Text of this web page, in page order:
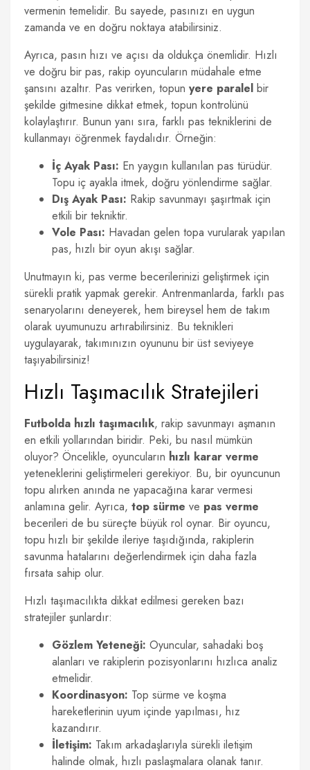
vermenin temelidir. Bu sayede, pasınızı en uygun
zamanda ve en doğru noktaya atabilirsiniz.
Ayrıca, pasın hızı ve açısı da oldukça önemlidir. Hızlı
ve doğru bir pas, rakip oyuncuların müdahale etme
şansını azaltır. Pas verirken, topun yere paralel bir
şekilde gitmesine dikkat etmek, topun kontrolünü
kolaylaştırır. Bunun yanı sıra, farklı pas tekniklerini de
kullanmayı öğrenmek faydalıdır. Örneğin:
İç Ayak Pası: En yaygın kullanılan pas türüdür.
Topu iç ayakla itmek, doğru yönlendirme sağlar.
Dış Ayak Pası: Rakip savunmayı şaşırtmak için
etkili bir tekniktir.
Vole Pası: Havadan gelen topa vurularak yapılan
pas, hızlı bir oyun akışı sağlar.
Unutmayın ki, pas verme becerilerinizi geliştirmek için
sürekli pratik yapmak gerekir. Antrenmanlarda, farklı pas
senaryolarını deneyerek, hem bireysel hem de takım
olarak uyumunuzu artırabilirsiniz. Bu teknikleri
uygulayarak, takımınızın oyununu bir üst seviyeye
taşıyabilirsiniz!
Hızlı Taşımacılık Stratejileri
Futbolda hızlı taşımacılık, rakip savunmayı aşmanın
en etkili yollarından biridir. Peki, bu nasıl mümkün
oluyor? Öncelikle, oyuncuların hızlı karar verme
yeteneklerini geliştirmeleri gerekiyor. Bu, bir oyuncunun
topu alırken anında ne yapacağına karar vermesi
anlamına gelir. Ayrıca, top sürme ve pas verme
becerileri de bu süreçte büyük rol oynar. Bir oyuncu,
topu hızlı bir şekilde ileriye taşıdığında, rakiplerin
savunma hatalarını değerlendirmek için daha fazla
fırsata sahip olur.
Hızlı taşımacılıkta dikkat edilmesi gereken bazı
stratejiler şunlardır:
Gözlem Yeteneği: Oyuncular, sahadaki boş
alanları ve rakiplerin pozisyonlarını hızlıca analiz
etmelidir.
Koordinasyon: Top sürme ve koşma
hareketlerinin uyum içinde yapılması, hız
kazandırır.
İletişim: Takım arkadaşlarıyla sürekli iletişim
halinde olmak, hızlı paslaşmalara olanak tanır.